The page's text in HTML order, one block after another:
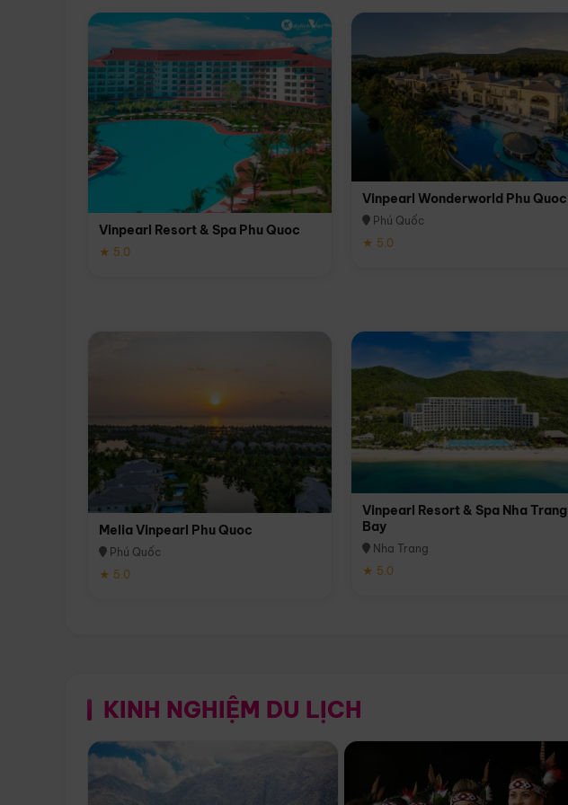
Vinpearl Resort & Spa Phu Quoc
★ 5.0
Vinpearl Wonderworld Phu Quoc
Phú Quốc
★ 5.0
Melia Vinpearl Phu Quoc
Phú Quốc
★ 5.0
Vinpearl Resort & Spa Nha Trang
Bay
Nha Trang
★ 5.0
KINH NGHIỆM DU LỊCH